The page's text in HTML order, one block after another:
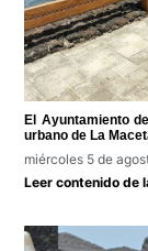
El Ayuntamiento
urbano de La
miércoles 5 de
Leer contenido de